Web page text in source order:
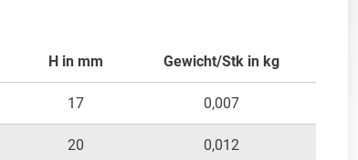
H in mm Gewicht/Stk in kg
17 0,007
20 0,012